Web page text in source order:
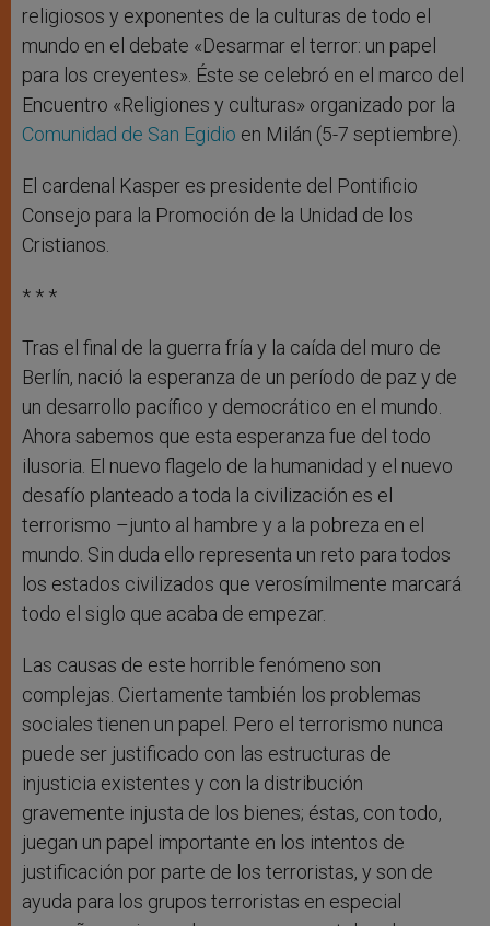
religiosos y exponentes de la culturas de todo el
mundo en el debate «Desarmar el terror: un papel
para los creyentes». Éste se celebró en el marco del
Encuentro «Religiones y culturas» organizado por la
Comunidad de San Egidio en Milán (5-7 septiembre).
El cardenal Kasper es presidente del Pontificio
Consejo para la Promoción de la Unidad de los
Cristianos.
* * *
Tras el final de la guerra fría y la caída del muro de
Berlín, nació la esperanza de un período de paz y de
un desarrollo pacífico y democrático en el mundo.
Ahora sabemos que esta esperanza fue del todo
ilusoria. El nuevo flagelo de la humanidad y el nuevo
desafío planteado a toda la civilización es el
terrorismo –junto al hambre y a la pobreza en el
mundo. Sin duda ello representa un reto para todos
los estados civilizados que verosímilmente marcará
todo el siglo que acaba de empezar.
Las causas de este horrible fenómeno son
complejas. Ciertamente también los problemas
sociales tienen un papel. Pero el terrorismo nunca
puede ser justificado con las estructuras de
injusticia existentes y con la distribución
gravemente injusta de los bienes; éstas, con todo,
juegan un papel importante en los intentos de
justificación por parte de los terroristas, y son de
ayuda para los grupos terroristas en especial